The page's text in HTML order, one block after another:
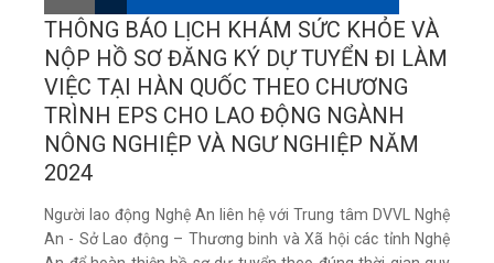
THÔNG BÁO LỊCH KHÁM SỨC KHỎE VÀ
NỘP HỒ SƠ ĐĂNG KÝ DỰ TUYỂN ĐI LÀM
VIỆC TẠI HÀN QUỐC THEO CHƯƠNG
TRÌNH EPS CHO LAO ĐỘNG NGÀNH
NÔNG NGHIỆP VÀ NGƯ NGHIỆP NĂM
2024
Người lao động Nghệ An liên hệ với Trung tâm DVVL Nghệ
An - Sở Lao động – Thương binh và Xã hội các tỉnh Nghệ